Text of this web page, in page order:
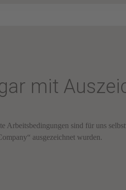
mit
sind für uns
ausgezeichnet wurden.